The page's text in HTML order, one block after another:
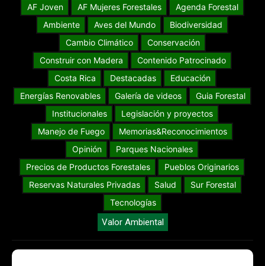
AF Joven AF Mujeres Forestales
Agenda Forestal
Ambiente
Aves del Mundo
Biodiversidad
Cambio Climático
Conservación
Construir con Madera
Contenido Patrocinado
Costa Rica
Destacadas
Educación
Energías Renovables
Galería de videos
Guia Forestal
Institucionales
Legislación y proyectos
Manejo de Fuego
Memorias&Reconocimientos
Opinión
Parques Nacionales
Precios de Productos Forestales
Pueblos Originarios
Reservas Naturales Privadas
Salud
Sur Forestal
Tecnologías
Valor Ambiental